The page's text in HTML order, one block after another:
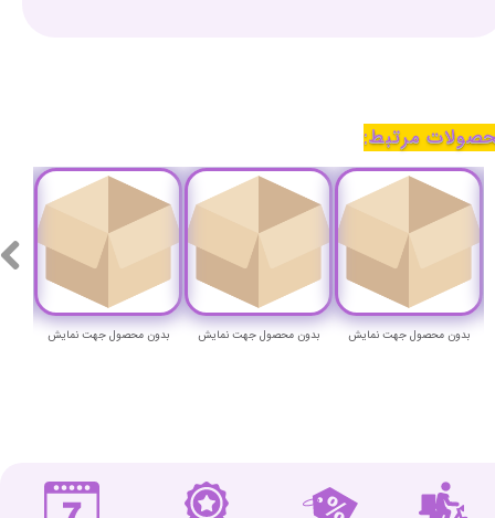
بدون محصول جهت نمایش بدون محصول جهت نمایش بدون محصول جهت نمایش
مرتبط: